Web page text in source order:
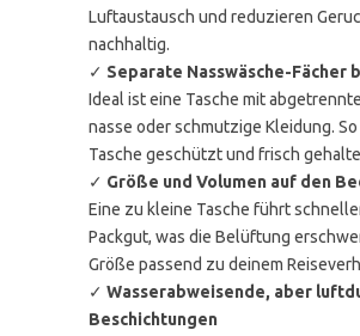
Luftaustausch und reduzieren
nachhaltig.
✓ Separate Nasswäsche-Fächer
Ideal ist eine Tasche mit
nasse oder schmutzige Kleidung.
Tasche geschützt und frisch
✓ Größe und Volumen auf den
Eine zu kleine Tasche führt
Packgut, was die Belüftung
Größe passend zu deinem
✓ Wasserabweisende, aber
Beschichtungen